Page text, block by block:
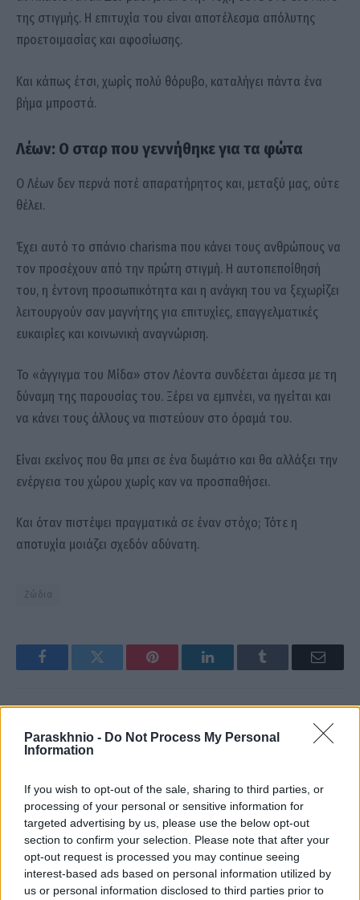
Paraskhnio - Do Not Process My Personal
Information
If you wish to opt-out of the sale, sharing to third parties, or
processing of your personal or sensitive information for
targeted advertising by us, please use the below opt-out
section to confirm your selection. Please note that after your
opt-out request is processed you may continue seeing
interest-based ads based on personal information utilized by
us or personal information disclosed to third parties prior to
της στιγμής. Η επιτυχία του είναι αποτέλεσμα απόλυτης
προετοιμασίας και αφοσίωσης.
Και κάπως έτσι, χωρίς πολύ θόρυβο, καταλήγει πάντα ένα
βήμα μπροστά.
Λέων: Ο σταρ που γεννήθηκε για τα φώτα
Ο Λέων δεν περνά ποτέ απαρατήρητος και, μεταξύ μας, ούτε
θέλει.
Έχει αυτό το σπάνιο charisma που κάνει τους ανθρώπους να
τον προσέχουν από την πρώτη στιγμή. Η αυτοπεποίθησή
του, η έντονη προσωπικότητα και η ανάγκη του να ξεχωρίζει
λειτουργούν σαν μαγνήτης για επιτυχίες, επαγγελματικές
ευκαιρίες και κοινωνική αναγνώριση.
Το «άγγιγμα του Μίδα» στον Λέοντα συνδέεται άμεσα με τη
δύναμη της παρουσίας του. Ξέρει να εμπνέει, να ηγείται και
να κάνει τους άλλους να πιστεύουν στο όραμά του.
Είναι εκείνος που θα μπει σε ένα δωμάτιο και θα αλλάξει την
ενέργεια του χώρου χωρίς καν να προσπαθήσει.
Και όταν πιστέψει πραγματικά σε έναν στόχο; Τότε η
αποτυχία μοιάζει σχεδόν αδύνατη.
Ζώδια
FacebookTwitter Pinterest LinkedInTumblr Email
Δραπετσώνα: Εργαζόμενος
Τραγωδία στη Ρόδο:
με μητέρα και κόρη νεκρές
Στέλλα Λίταινα